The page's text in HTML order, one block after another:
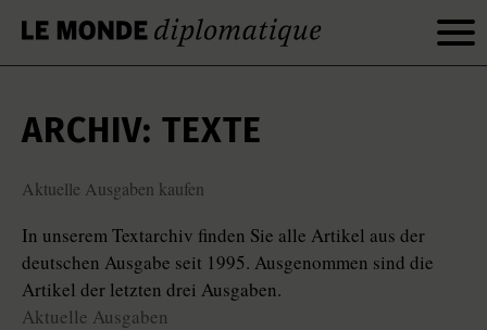
ARCHIV: TEXTE
Aktuelle Ausgaben kaufen
In unserem Textarchiv finden Sie alle Artikel aus der
deutschen Ausgabe seit 1995. Ausgenommen sind die
Artikel der letzten drei Ausgaben.
Aktuelle Ausgaben